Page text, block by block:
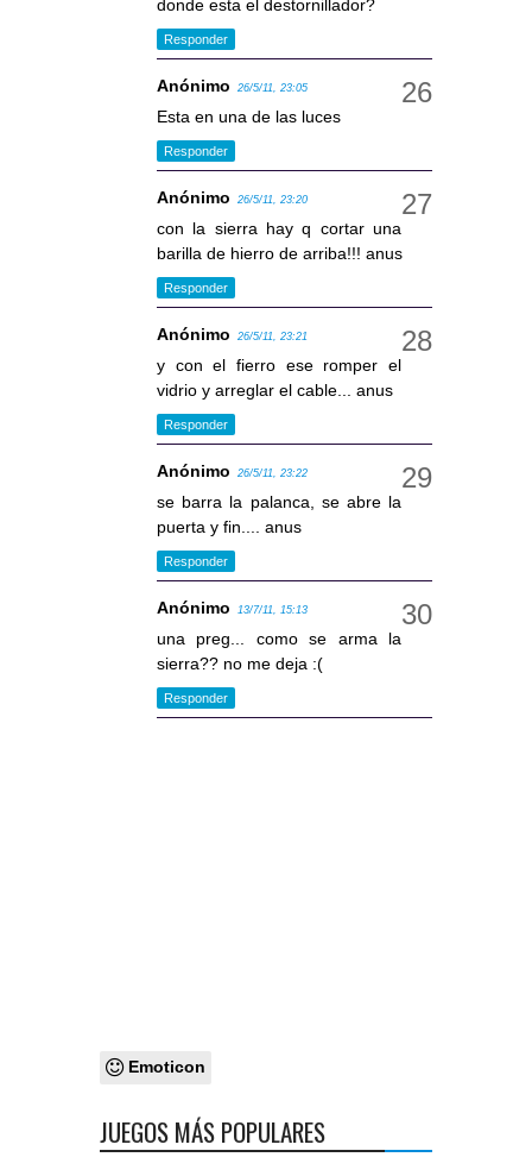
donde esta el destornillador?
Responder
Anónimo 26/5/11, 23:05
Esta en una de las luces
Responder
Anónimo 26/5/11, 23:20
con la sierra hay q cortar una
barilla de hierro de arriba!!! anus
Responder
Anónimo 26/5/11, 23:21
y con el fierro ese romper el
vidrio y arreglar el cable... anus
Responder
Anónimo 26/5/11, 23:22
se barra la palanca, se abre la
puerta y fin.... anus
Responder
Anónimo 13/7/11, 15:13
una preg... como se arma la
sierra?? no me deja :(
Responder
Emoticon
JUEGOS MÁS POPULARES